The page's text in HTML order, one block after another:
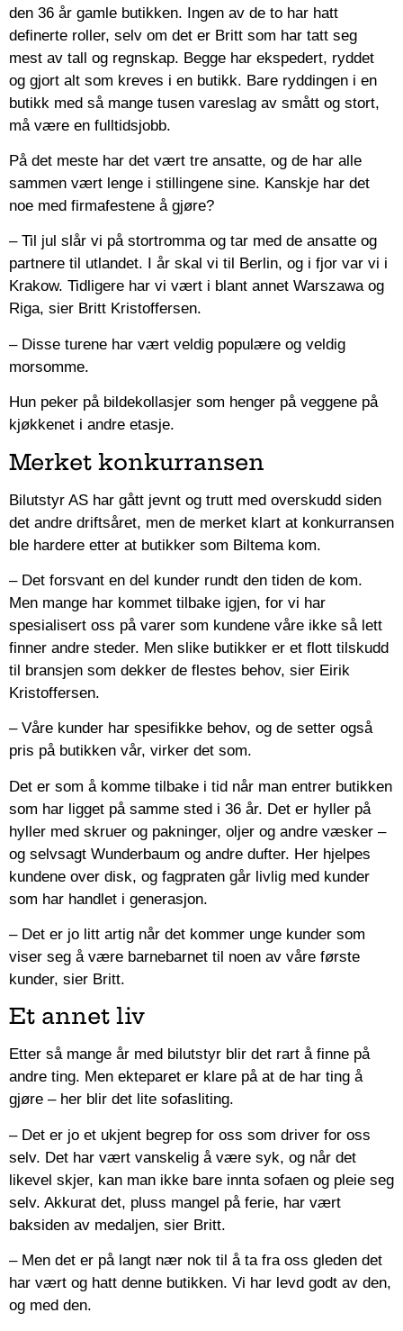
den 36 år gamle butikken. Ingen av de to har hatt
definerte roller, selv om det er Britt som har tatt seg
mest av tall og regnskap. Begge har ekspedert, ryddet
og gjort alt som kreves i en butikk. Bare ryddingen i en
butikk med så mange tusen vareslag av smått og stort,
må være en fulltidsjobb.
På det meste har det vært tre ansatte, og de har alle
sammen vært lenge i stillingene sine. Kanskje har det
noe med firmafestene å gjøre?
– Til jul slår vi på stortromma og tar med de ansatte og
partnere til utlandet. I år skal vi til Berlin, og i fjor var vi i
Krakow. Tidligere har vi vært i blant annet Warszawa og
Riga, sier Britt Kristoffersen.
– Disse turene har vært veldig populære og veldig
morsomme.
Hun peker på bildekollasjer som henger på veggene på
kjøkkenet i andre etasje.
Merket konkurransen
Bilutstyr AS har gått jevnt og trutt med overskudd siden
det andre driftsåret, men de merket klart at konkurransen
ble hardere etter at butikker som Biltema kom.
– Det forsvant en del kunder rundt den tiden de kom.
Men mange har kommet tilbake igjen, for vi har
spesialisert oss på varer som kundene våre ikke så lett
finner andre steder. Men slike butikker er et flott tilskudd
til bransjen som dekker de flestes behov, sier Eirik
Kristoffersen.
– Våre kunder har spesifikke behov, og de setter også
pris på butikken vår, virker det som.
Det er som å komme tilbake i tid når man entrer butikken
som har ligget på samme sted i 36 år. Det er hyller på
hyller med skruer og pakninger, oljer og andre væsker –
og selvsagt Wunderbaum og andre dufter. Her hjelpes
kundene over disk, og fagpraten går livlig med kunder
som har handlet i generasjon.
– Det er jo litt artig når det kommer unge kunder som
viser seg å være barnebarnet til noen av våre første
kunder, sier Britt.
Et annet liv
Etter så mange år med bilutstyr blir det rart å finne på
andre ting. Men ekteparet er klare på at de har ting å
gjøre – her blir det lite sofasliting.
– Det er jo et ukjent begrep for oss som driver for oss
selv. Det har vært vanskelig å være syk, og når det
likevel skjer, kan man ikke bare innta sofaen og pleie seg
selv. Akkurat det, pluss mangel på ferie, har vært
baksiden av medaljen, sier Britt.
– Men det er på langt nær nok til å ta fra oss gleden det
har vært og hatt denne butikken. Vi har levd godt av den,
og med den.